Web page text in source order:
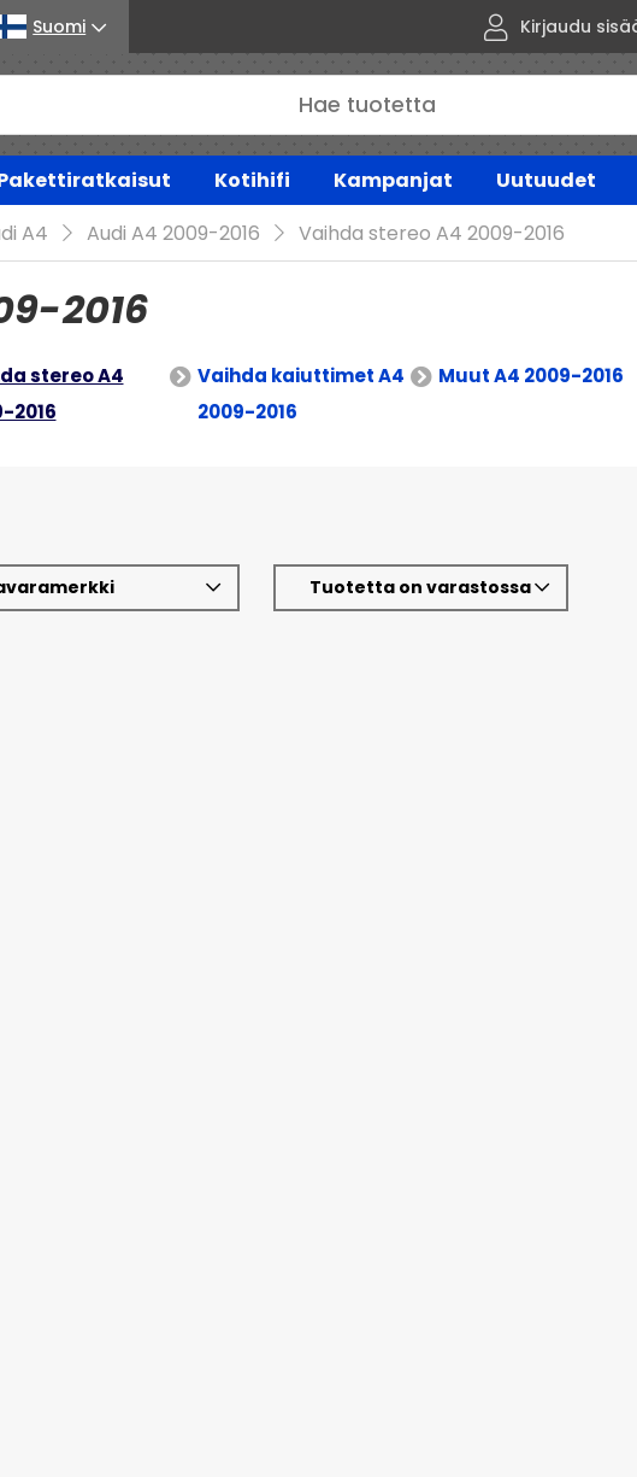
Suomi Kirjaudu
Kotihifi Kampanjat
Uutuudet
A4 Audi A4 2009-2016 Vaihda stereo A4 2009-2016
2016
stereo A4
2016
Vaihda kaiuttimet A4
2009-2016
Muut A4 2009-2016
Tuotetta on varastossa